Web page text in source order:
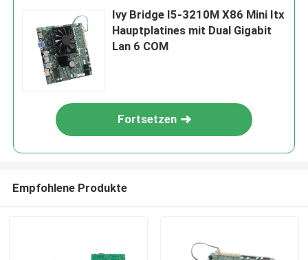
Ivy Bridge I5-3210M X86 Mini Itx
Hauptplatines mit Dual Gigabit
Lan 6 COM
Fortsetzen
Empfohlene Produkte